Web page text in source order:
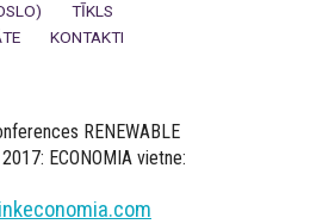
TĪKLS
KONTAKTI
RENEWABLE
ECONOMIA vietne: